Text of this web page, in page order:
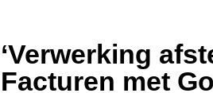
‘Verwerking
Facturen met